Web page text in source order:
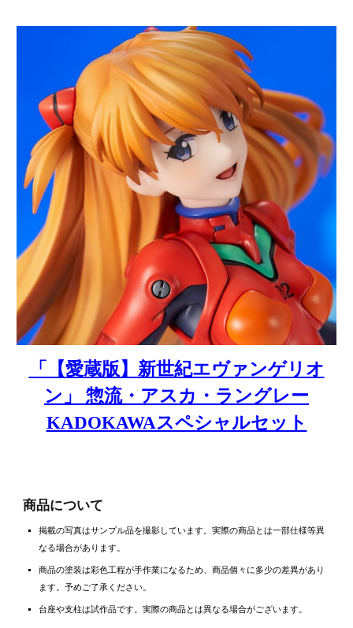
「【愛蔵版】新世紀エヴァンゲリオ
ン」 惣流・アスカ・ラングレー
KADOKAWAスペシャルセット
商品について
掲載の写真はサンプル品を撮影しています。実際の商品とは一部仕様等異
なる場合があります。
商品の塗装は彩色工程が手作業になるため、商品個々に多少の差異があり
ます。予めご了承ください。
台座や支柱は試作品です。実際の商品とは異なる場合がございます。